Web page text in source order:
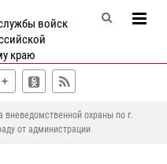
войск
краю
вневедомственной охраны по г.
от администрации